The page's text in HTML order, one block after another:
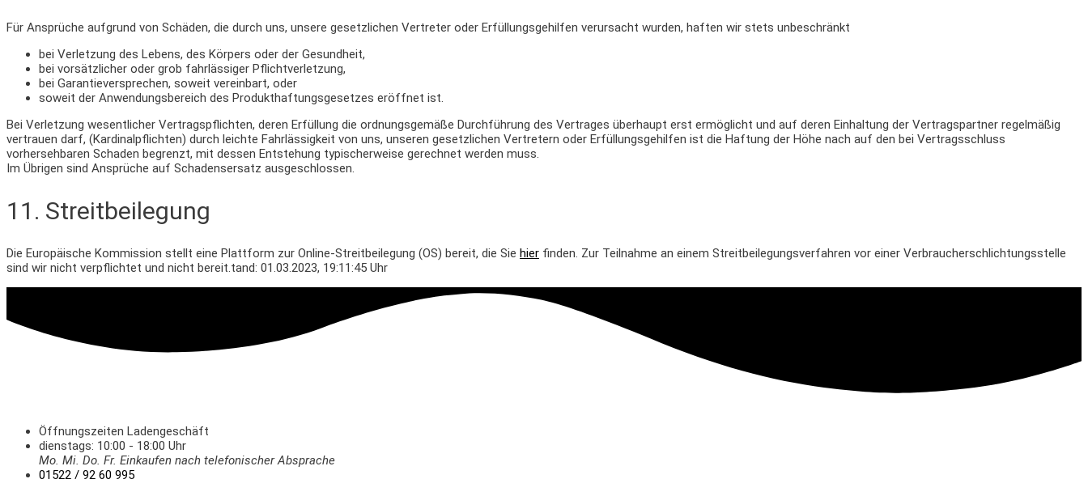
Für Ansprüche aufgrund von Schäden, die durch uns, unsere gesetzlichen Vertreter oder Erfüllungsgehilfen verursacht wurden, haften wir stets unbeschränkt
bei Verletzung des Lebens, des Körpers oder der Gesundheit,
bei vorsätzlicher oder grob fahrlässiger Pflichtverletzung,
bei Garantieversprechen, soweit vereinbart, oder
soweit der Anwendungsbereich des Produkthaftungsgesetzes eröffnet ist.
Bei Verletzung wesentlicher Vertragspflichten, deren Erfüllung die ordnungsgemäße Durchführung des Vertrages überhaupt erst ermöglicht und auf deren Einhaltung der Vertragspartner regelmäßig
vertrauen darf, (Kardinalpflichten) durch leichte Fahrlässigkeit von uns, unseren gesetzlichen Vertretern oder Erfüllungsgehilfen ist die Haftung der Höhe nach auf den bei Vertragsschluss
vorhersehbaren Schaden begrenzt, mit dessen Entstehung typischerweise gerechnet werden muss.
Im Übrigen sind Ansprüche auf Schadensersatz ausgeschlossen.
11. Streitbeilegung​​​​​​​
Die Europäische Kommission stellt eine Plattform zur Online-Streitbeilegung (OS) bereit, die Sie hier finden. Zur Teilnahme an einem Streitbeilegungsverfahren vor einer Verbraucherschlichtungsstelle
sind wir nicht verpflichtet und nicht bereit. tand: 01.03.2023, 19:11:45 Uhr
Öffnungszeiten Ladengeschäft
dienstags: 10:00 - 18:00 Uhr
Mo. Mi. Do. Fr. Einkaufen nach telefonischer Absprache
01522 / 92 60 995